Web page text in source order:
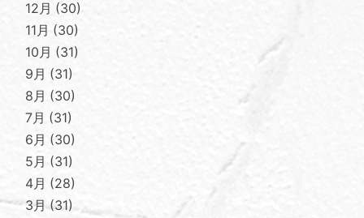
12月
30
11月
30
10月
31
9月
31
8月
30
7月
31
6月
30
5月
31
4月
28
3月
31